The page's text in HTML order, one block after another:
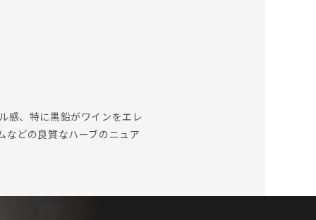
感、特に黒鉛がワインをエレ
などの良質なハーブのニュア